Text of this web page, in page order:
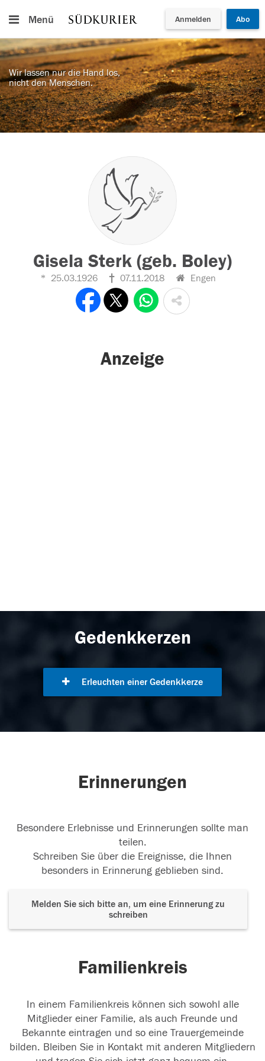
Menü Anmelden Abo
Wir lassen nur die Hand los,
nicht den Menschen.
Gisela Sterk (geb. Boley)
25.03.1926 07.11.2018 Engen
Anzeige
Gedenkkerzen
Erleuchten einer Gedenkkerze
Erinnerungen
Besondere Erlebnisse und Erinnerungen sollte man
teilen.
Schreiben Sie über die Ereignisse, die Ihnen
besonders in Erinnerung geblieben sind.
Melden Sie sich bitte an, um eine Erinnerung zu
schreiben
Familienkreis
In einem Familienkreis können sich sowohl alle
Mitglieder einer Familie, als auch Freunde und
Bekannte eintragen und so eine Trauergemeinde
bilden. Bleiben Sie in Kontakt mit anderen Mitgliedern